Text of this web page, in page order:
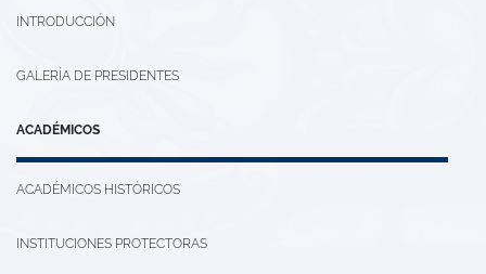
INTRODUCCIÓN
GALERÍA DE PRESIDENTES
ACADÉMICOS
ACADÉMICOS HISTÓRICOS
INSTITUCIONES PROTECTORAS